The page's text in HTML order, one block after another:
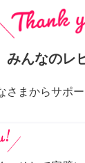
みんなのレ
さまからサポ